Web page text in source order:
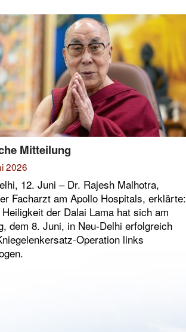
Mitteilung
2026
12. Juni – Dr. Rajesh Malhotra,
Facharzt am Apollo Hospitals, erklärte:
Heiligkeit der Dalai Lama hat sich am
dem 8. Juni, in Neu-Delhi erfolgreich
Operation links